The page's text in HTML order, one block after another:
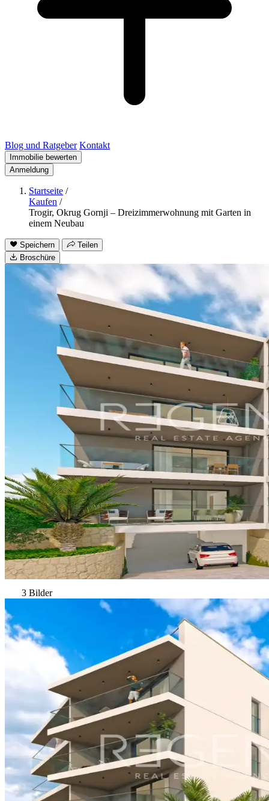
Blog und Ratgeber Kontakt
Immobilie bewerten
Anmeldung
Startseite /
Kaufen /
Trogir, Okrug Gornji – Dreizimmerwohnung mit Garten in
einem Neubau
Speichern
Teilen
Broschüre
3 Bilder